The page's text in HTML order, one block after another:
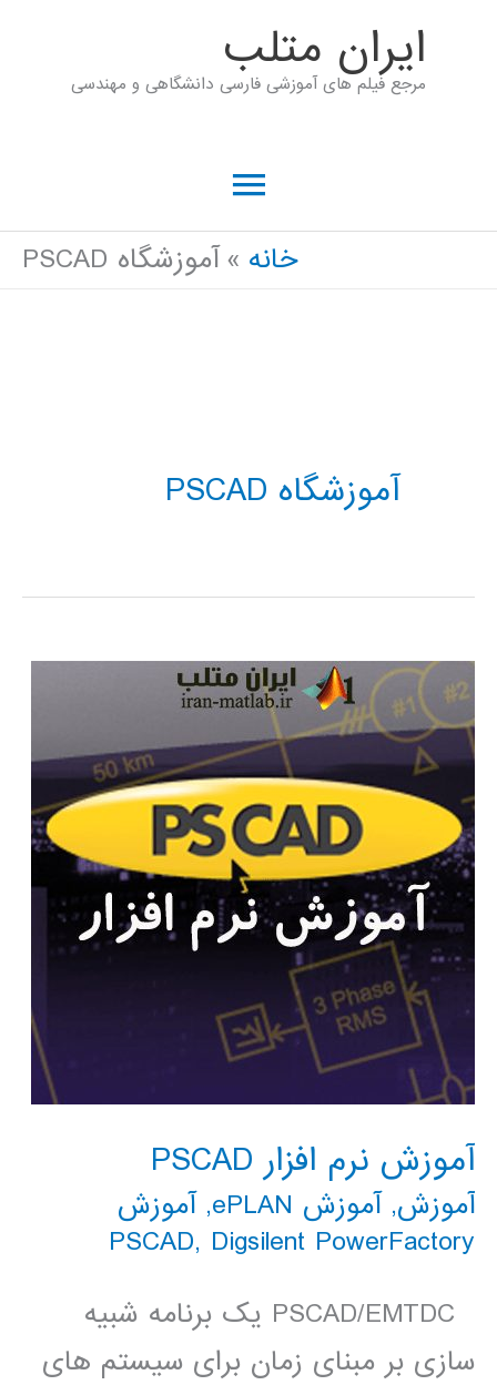
ايران متلب
مرجع فیلم های آموزشی فارسی دانشگاهی و مهندسی
فهرست
اصلیخانه آموزشگاه PSCAD
آموزشگاه PSCAD
آموزش نرم افزار PSCAD
آموزش,آموزش ePLAN ,آموزش
PSCAD, Digsilent PowerFactory
PSCAD/EMTDC یک برنامه شبیه
سازی بر مبنای زمان برای سیستم های